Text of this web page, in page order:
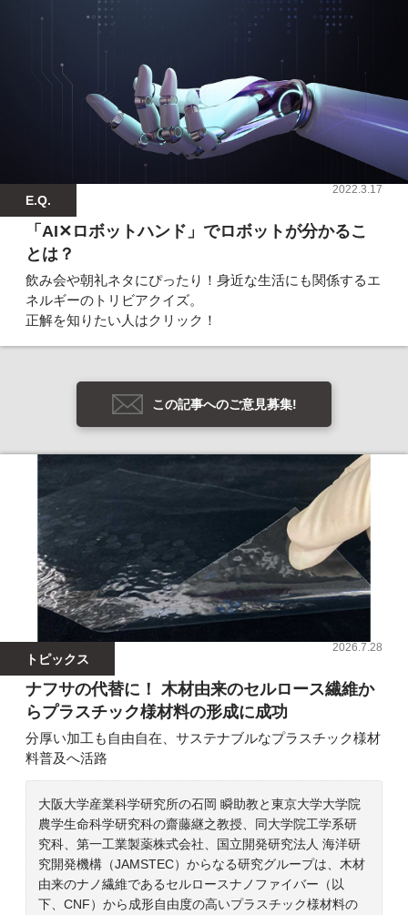
E.Q.
2022.3.17
「AI✕ロボットハンド」でロボットが分かるこ
とは？
飲み会や朝礼ネタにぴったり！身近な生活にも関係するエ
ネルギーのトリビアクイズ。
正解を知りたい人はクリック！
この記事へのご意見募集!
トピックス
2026.7.28
ナフサの代替に！ 木材由来のセルロース繊維か
らプラスチック様材料の形成に成功
分厚い加工も自由自在、サステナブルなプラスチック様材
料普及へ活路
大阪大学産業科学研究所の石岡 瞬助教と東京大学大学院
農学生命科学研究科の齋藤継之教授、同大学院工学系研
究科、第一工業製薬株式会社、国立開発研究法人 海洋研
究開発機構（JAMSTEC）からなる研究グループは、木材
由来のナノ繊維であるセルロースナノファイバー（以
下、CNF）から成形自由度の高いプラスチック様材料の